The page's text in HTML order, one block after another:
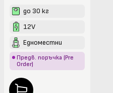
до 30 кг
12V
Едноместни
Предв. поръчка (Pre
Order)